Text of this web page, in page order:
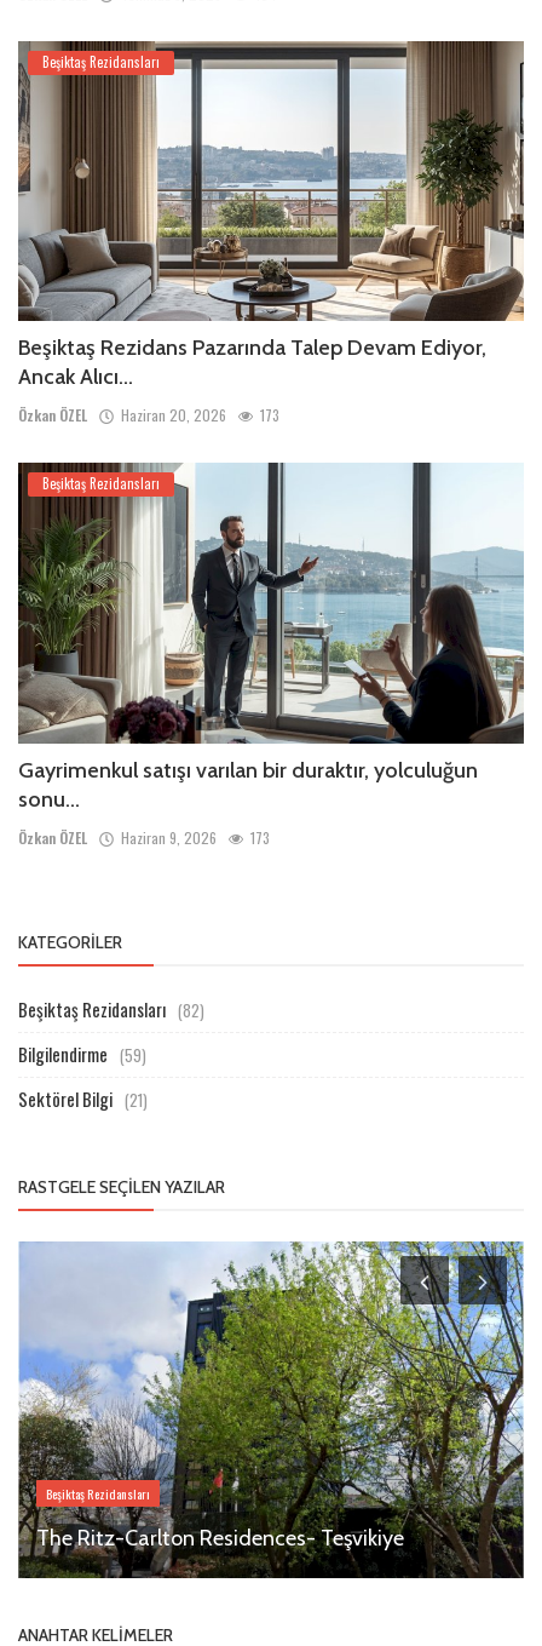
Beşiktaş Rezidansları
Beşiktaş Rezidans Pazarında Talep Devam Ediyor,
Ancak Alıcı...
Özkan ÖZEL Haziran 20, 2026 173
Beşiktaş Rezidansları
Gayrimenkul satışı varılan bir duraktır, yolculuğun
sonu...
Özkan ÖZEL Haziran 9, 2026 173
KATEGORILER
Beşiktaş Rezidansları (82)
Bilgilendirme (59)
Sektörel Bilgi (21)
RASTGELE SEÇILEN YAZILAR
Beşiktaş Rezidansları
The Ritz-Carlton Residences- Teşvikiye
ANAHTAR KELIMELER